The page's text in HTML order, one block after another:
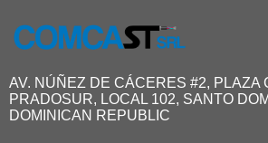
AV. NÚÑEZ DE CÁCERES #2, PLAZA
PRADOSUR, LOCAL 102, SANTO
DOMINICAN REPUBLIC